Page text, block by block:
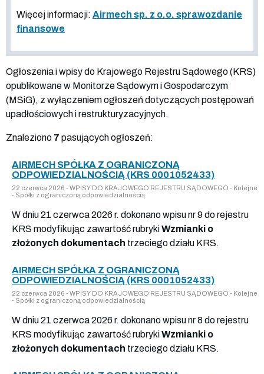
Więcej informacji: Airmech sp. z o.o. sprawozdanie
finansowe
Ogłoszenia i wpisy do Krajowego Rejestru Sądowego (KRS)
opublikowane w Monitorze Sądowym i Gospodarczym
(MSiG), z wyłączeniem ogłoszeń dotyczących postępowań
upadłościowych i restrukturyzacyjnych.
Znaleziono 7 pasujących ogłoszeń:
AIRMECH SPÓŁKA Z OGRANICZONĄ
ODPOWIEDZIALNOŚCIĄ (KRS 0001052433)
22 czerwca 2026 - WPISY DO KRAJOWEGO REJESTRU SĄDOWEGO - Kolejne
- Spółki z ograniczoną odpowiedzialnością
W dniu 21 czerwca 2026 r. dokonano wpisu nr 9 do rejestru
KRS modyfikując zawartość rubrykiWzmianki o
złożonych dokumentach trzeciego działu KRS.
AIRMECH SPÓŁKA Z OGRANICZONĄ
ODPOWIEDZIALNOŚCIĄ (KRS 0001052433)
22 czerwca 2026 - WPISY DO KRAJOWEGO REJESTRU SĄDOWEGO - Kolejne
- Spółki z ograniczoną odpowiedzialnością
W dniu 21 czerwca 2026 r. dokonano wpisu nr 8 do rejestru
KRS modyfikując zawartość rubrykiWzmianki o
złożonych dokumentach trzeciego działu KRS.